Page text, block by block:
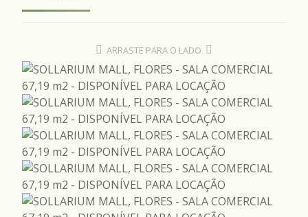
ARRASTE PARA O LADO